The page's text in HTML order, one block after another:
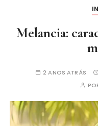
Melancia:
2 ANOS ATRÁS